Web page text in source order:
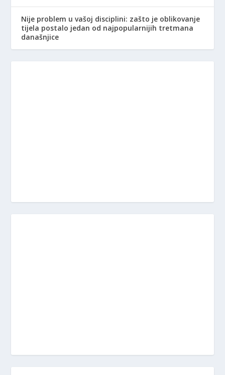
Nije problem u vašoj disciplini: zašto je oblikovanje
tijela postalo jedan od najpopularnijih tretmana
današnjice